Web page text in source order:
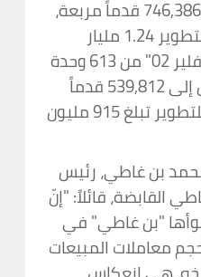
إجمالية قابلة للبيع تبلغ 746,386 قدماً مربعة،
وتبلغ قيمته الإجمالية للتطوير 1.24 مليار
درهم. فيما يتكون برج "فلير 02" من 613 وحدة
بمساحة قابلة للبيع تصل إلى 539,812 قدماً
مربعة، وقيمة إجمالية للتطوير تبلغ 915 مليون
بن غاطي، رئيس
القابضة، قائلاً: "إنّ
"بن غاطي" في
معاملات المبيعات